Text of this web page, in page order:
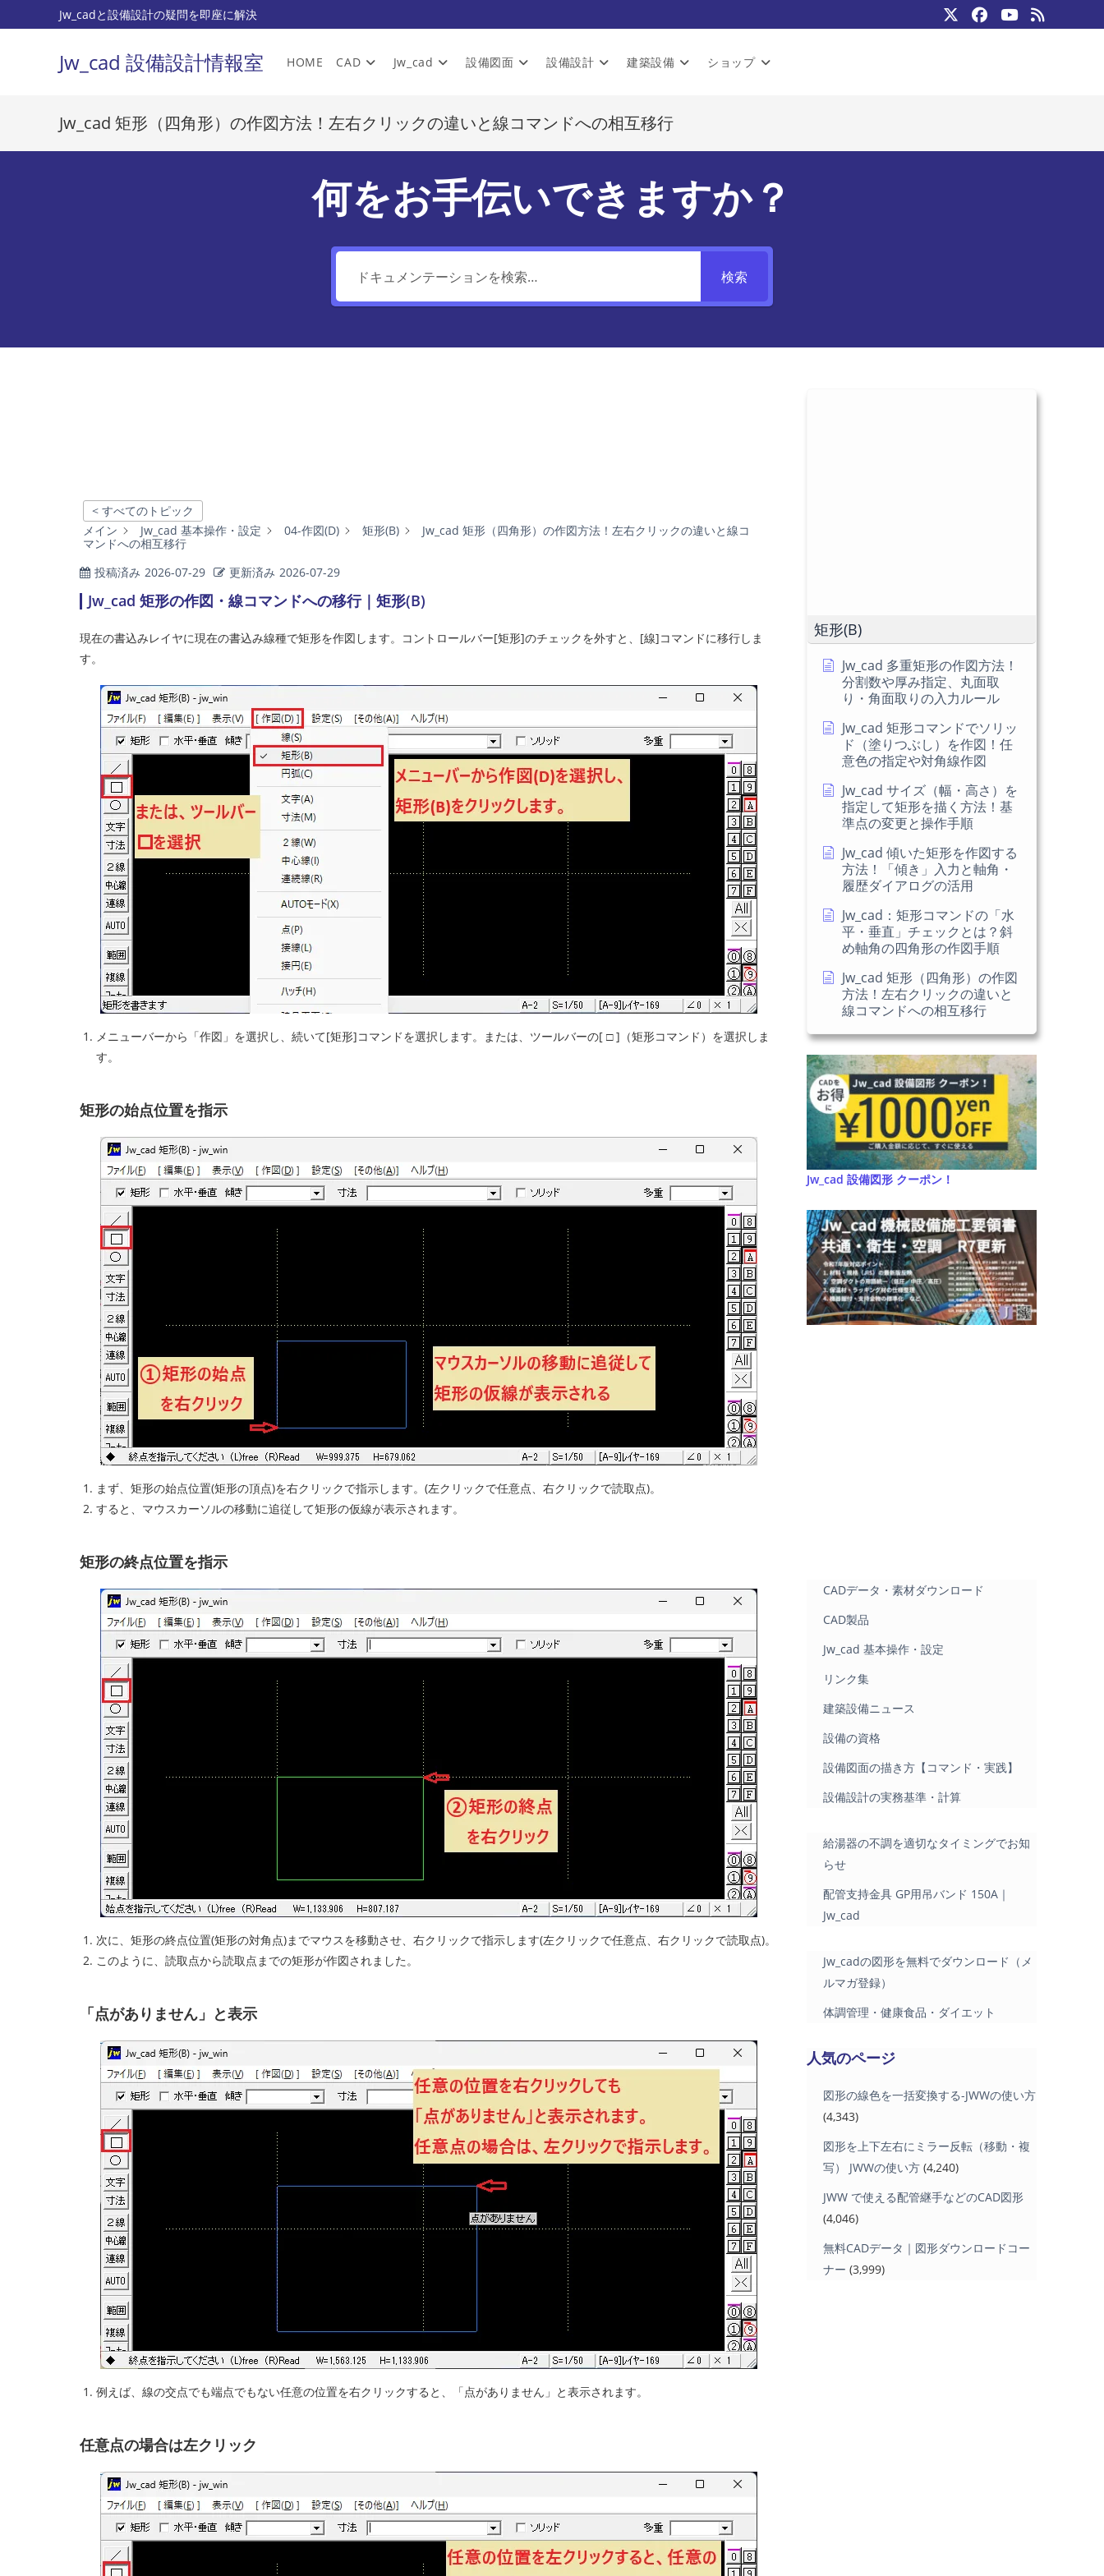
ン
キ
Jw_cadと設備設計の疑問を即座に解決
Jw_cad 設備設計情報室 HOME CAD Jw_cad 設備図面 設備設計 建築設備 ショップ
Jw_cad 矩形（四角形）の作図方法！左右クリックの違いと線コマンドへの相互移行
何をお手伝いできますか？
検索
< すべてのトピック
メイン
Jw_cad 基本操作・設定 04-作図(D) 矩形(B)
Jw_cad 矩形（四角形）の作図方法！左右クリックの違いと線コ
マンドへの相互移行
投稿済み 2026-07-29 更新済み 2026-07-29
Jw_cad 矩形の作図・線コマンドへの移行｜矩形(B)
現在の書込みレイヤに現在の書込み線種で矩形を作図します。コントロールバー[矩形]のチェックを外すと、[線]コマンドに移行しま
す。
メニューバーから「作図」を選択し、続いて[矩形]コマンドを選択します。または、ツールバーの[ □ ]（矩形コマンド）を選択しま
す。
矩形の始点位置を指示
まず、矩形の始点位置(矩形の頂点)を右クリックで指示します。(左クリックで任意点、右クリックで読取点)。
すると、マウスカーソルの移動に追従して矩形の仮線が表示されます。
矩形の終点位置を指示
次に、矩形の終点位置(矩形の対角点)までマウスを移動させ、右クリックで指示します(左クリックで任意点、右クリックで読取点)。
このように、読取点から読取点までの矩形が作図されました。
「点がありません」と表示
例えば、線の交点でも端点でもない任意の位置を右クリックすると、「点がありません」と表示されます。
任意点の場合は左クリック
矩形(B)
Jw_cad 多重矩形の作図方法！
分割数や厚み指定、丸面取
り・角面取りの入力ルール
Jw_cad 矩形コマンドでソリッ
ド（塗りつぶし）を作図！任
意色の指定や対角線作図
Jw_cad サイズ（幅・高さ）を
指定して矩形を描く方法！基
準点の変更と操作手順
Jw_cad 傾いた矩形を作図する
方法！「傾き」入力と軸角・
履歴ダイアログの活用
Jw_cad：矩形コマンドの「水
平・垂直」チェックとは？斜
め軸角の四角形の作図手順
Jw_cad 矩形（四角形）の作図
方法！左右クリックの違いと
線コマンドへの相互移行
Jw_cad 設備図形 クーポン！
CADデータ・素材ダウンロード
CAD製品
Jw_cad 基本操作・設定
リンク集
建築設備ニュース
設備の資格
設備図面の描き方【コマンド・実践】
設備設計の実務基準・計算
給湯器の不調を適切なタイミングでお知
らせ
配管支持金具 GP用吊バンド 150A｜
Jw_cad
Jw_cadの図形を無料でダウンロード（メ
ルマガ登録）
体調管理・健康食品・ダイエット
人気のページ
図形の線色を一括変換する-JWWの使い方
(4,343)
図形を上下左右にミラー反転（移動・複
写） JWWの使い方 (4,240)
JWW で使える配管継手などのCAD図形
(4,046)
無料CADデータ｜図形ダウンロードコー
ナー (3,999)